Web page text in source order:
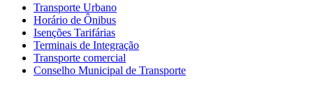
Transporte Urbano
Horário de Ônibus
Isenções Tarifárias
Terminais de Integração
Transporte comercial
Conselho Municipal de Transporte